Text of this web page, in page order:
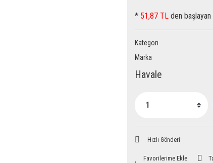
* 51,87 TL den
Kategori
Marka
Havale
Hızlı Gönderi